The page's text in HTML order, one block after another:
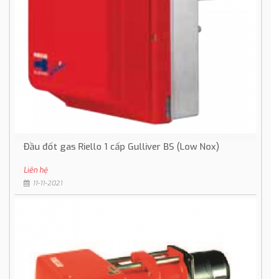
Đầu đốt gas Riello 1 cấp Gulliver BS (Low Nox)
Liên hệ
11-11-2021